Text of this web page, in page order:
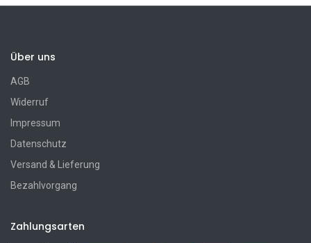
Über uns
AGB
Widerruf
Impressum
Datenschutz
Versand & Lieferung
Bezahlvorgang
Zahlungsarten